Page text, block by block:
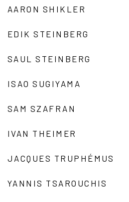
AARON SHIKLER
EDIK STEINBERG
SAUL STEINBERG
ISAO SUGIYAMA
SAM SZAFRAN
IVAN THEIMER
JACQUES TRUPHÉMUS
YANNIS TSAROUCHIS